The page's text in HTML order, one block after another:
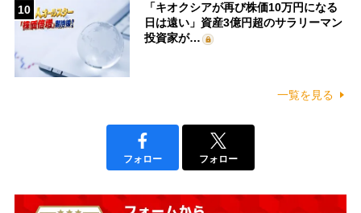
10
「キオクシアが再び株価10万円になる
日は遠い」資産3億円超のサラリーマン
投資家が…
一覧を見る
フォロー フォロー